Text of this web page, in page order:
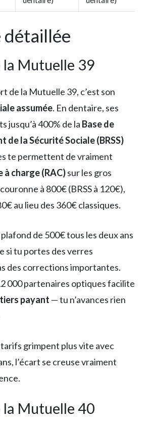
détaillée
la Mutuelle 39
de la Mutuelle 39, c’est son
assumée. En dentaire, ses
jusqu’à 400% de la Base de
de la Sécurité Sociale (BRSS)
te permettent de vraiment
à charge (RAC)sur les gros
à 800€ (BRSS à 120€),
au lieu des 360€ classiques.
de 500€ tous les deux ans
si tu portes des verres
des corrections importantes.
000 partenaires optiques facilite
tiers payant — tu n’avances rien
tarifs grimpent plus vite avec
l’écart se creuse vraiment
la Mutuelle 40